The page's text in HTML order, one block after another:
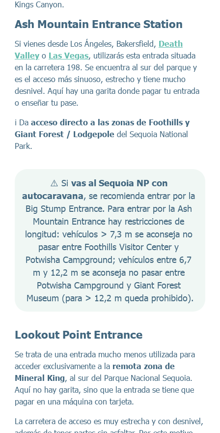
Kings Canyon.
Ash Mountain Entrance Station
Si vienes desde Los Ángeles, Bakersfield, Death
Valley o Las Vegas, utilizarás esta entrada situada
en la carretera 198. Se encuentra al sur del parque y
es el acceso más sinuoso, estrecho y tiene mucho
desnivel. Aquí hay una garita donde pagar tu entrada
o enseñar tu pase.
ℹ️ Da acceso directo a las zonas de Foothills y
Giant Forest / Lodgepole del Sequoia National
Park.
⚠️ Si vas al Sequoia NP con
autocaravana, se recomienda entrar por la
Big Stump Entrance. Para entrar por la Ash
Mountain Entrance hay restricciones de
longitud: vehículos > 7,3 m se aconseja no
pasar entre Foothills Visitor Center y
Potwisha Campground; vehículos entre 6,7
m y 12,2 m se aconseja no pasar entre
Potwisha Campground y Giant Forest
Museum (para > 12,2 m queda prohibido).
Lookout Point Entrance
Se trata de una entrada mucho menos utilizada para
acceder exclusivamente a la remota zona de
Mineral King, al sur del Parque Nacional Sequoia.
Aquí no hay garita, sino que la entrada se tiene que
pagar en una máquina con tarjeta.
La carretera de acceso es muy estrecha y con desnivel,